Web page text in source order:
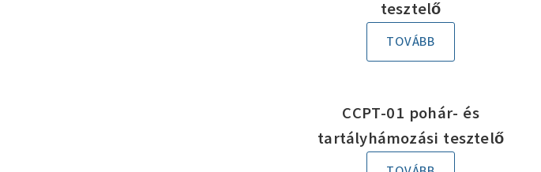
tesztelő
TOVÁBB
CCPT-01 pohár- és
tartályhámozási tesztelő